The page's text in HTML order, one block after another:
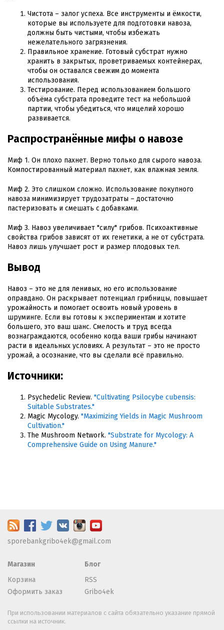
Чистота – залог успеха. Все инструменты и ёмкости,
которые вы используете для подготовки навоза,
должны быть чистыми, чтобы избежать
нежелательного загрязнения.
Правильное хранение. Готовый субстрат нужно
хранить в закрытых, проветриваемых контейнерах,
чтобы он оставался свежим до момента
использования.
Тестирование. Перед использованием большого
объёма субстрата проведите тест на небольшой
партии, чтобы убедиться, что мицелий хорошо
развивается.
Распространённые мифы о навозе
Миф 1. Он плохо пахнет. Верно только для сырого навоза.
Компостированный материал пахнет, как влажная земля.
Миф 2. Это слишком сложно. Использование покупного
навоза минимизирует трудозатраты – достаточно
пастеризовать и смешать с добавками.
Миф 3. Навоз увеличивает "силу" грибов. Психоактивные
свойства грибов зависят от их генетики, а не от субстрата.
Навоз лишь улучшает рост и размер плодовых тел.
Вывод
Навоз – это не для ленивых, но его использование
оправдано. Он раскрывает потенциал грибницы, повышает
урожайность и помогает освоить новый уровень в
шруминге. Если вы готовы к экспериментам и хотите
большего, это ваш шанс. Смелость и труд всегда
вознаграждаются, особенно когда ваши грибы начинают
расти в идеальных условиях. А результат – это не просто
урожай, а осознание, что вы сделали всё правильно.
Источники:
Psychedelic Review. "Cultivating Psilocybe cubensis:
Suitable Substrates."
Magic Mycology. "Maximizing Yields in Magic Mushroom
Cultivation."
The Mushroom Network. "Substrate for Mycology: A
Comprehensive Guide on Using Manure."
sporebankgribo4ek@gmail.com
Магазин
Корзина
Оформить заказ
Блог
RSS
Gribo4ek
При использовании материалов с сайта обязательно указание прямой
ссылки на источник.